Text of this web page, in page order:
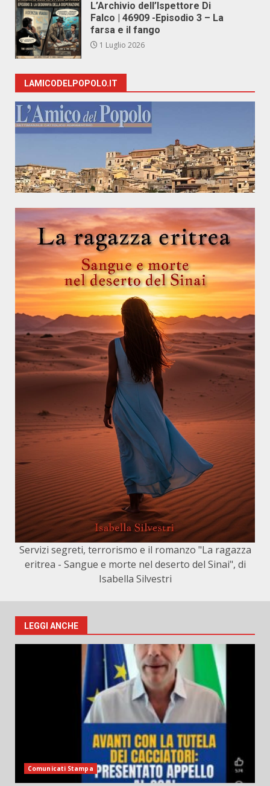
L’Archivio dell’Ispettore Di
Falco | 46909 -Episodio 3 – La
farsa e il fango
1 Luglio 2026
LAMICODELPOPOLO.IT
Servizi segreti, terrorismo e il romanzo "La ragazza
eritrea - Sangue e morte nel deserto del Sinai", di
Isabella Silvestri
LEGGI ANCHE
Comunicati Stampa